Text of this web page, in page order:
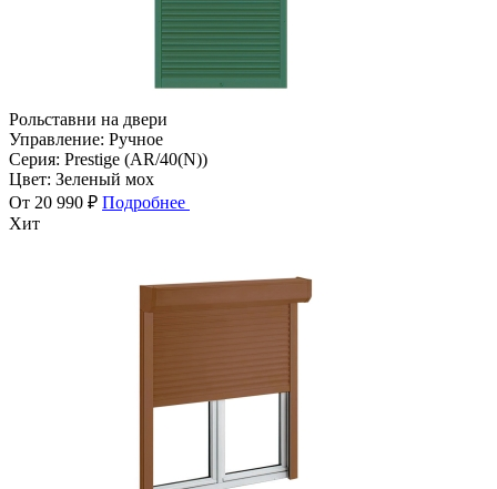
Рольставни на двери
Управление: Ручное
Серия: Prestige (AR/40(N))
Цвет: Зеленый мох
От 20 990 ₽ Подробнее
Хит